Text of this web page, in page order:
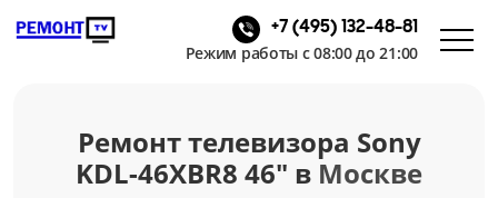
+7 (495) 132-48-81
Режим работы с 08:00 до 21:00
Ремонт телевизора Sony
KDL-46XBR8 46" в Москве